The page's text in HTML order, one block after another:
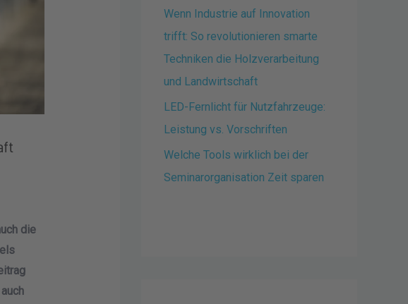
die
Wenn Industrie auf Innovation
trifft: So revolutionieren smarte
Techniken die Holzverarbeitung
und Landwirtschaft
LED-Fernlicht für Nutzfahrzeuge:
Leistung vs. Vorschriften
Welche Tools wirklich bei der
Seminarorganisation Zeit sparen